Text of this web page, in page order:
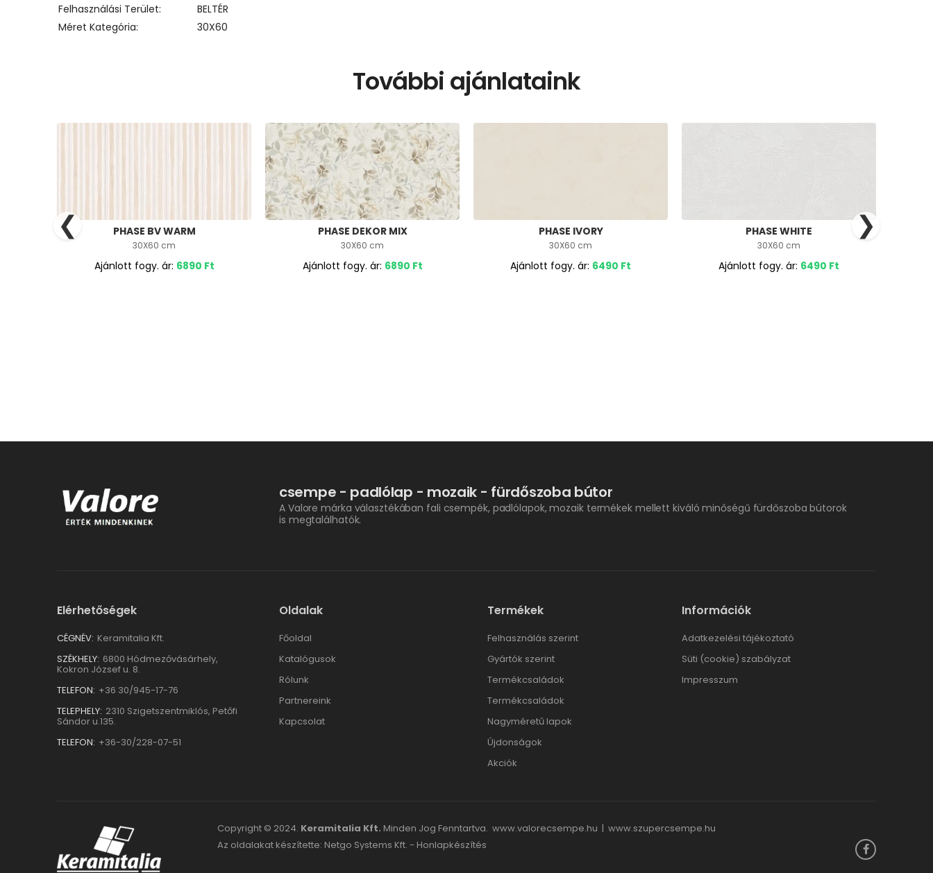
Felhasználási Terület
BELTÉR
Méret Kategória
30X60
További ajánlataink
PHASE BV WARM
30X60 cm
Ajánlott fogy. ár: 6890 Ft
PHASE DEKOR MIX
30X60 cm
Ajánlott fogy. ár: 6890 Ft
PHASE IVORY
30X60 cm
Ajánlott fogy. ár: 6490 Ft
PHASE WHITE
30X60 cm
Ajánlott fogy. ár: 6490 Ft
❮ ❯
csempe - padlólap - mozaik - fürdőszoba bútor
A Valore márka választékában fali csempék, padlólapok, mozaik termékek mellett kiváló minőségű fürdőszoba bútorok
is megtalálhatók.
Elérhetőségek
CÉGNÉV: Keramitalia Kft.
SZÉKHELY: 6800 Hódmezővásárhely,
Kokron József u. 8.
TELEFON: +36 30/945-17-76
TELEPHELY: 2310 Szigetszentmiklós, Petőfi
Sándor u.135.
TELEFON: +36-30/228-07-51
Oldalak
Főoldal
Katalógusok
Rólunk
Partnereink
Kapcsolat
Termékek
Felhasználás szerint
Gyártók szerint
Termékcsaládok
Termékcsaládok
Nagyméretű lapok
Újdonságok
Akciók
Információk
Adatkezelési tájékoztató
Süti (cookie) szabályzat
Impresszum
Copyright © 2024. Keramitalia Kft. Minden Jog Fenntartva. www.valorecsempe.hu | www.szupercsempe.hu
Az oldalakat készítette: Netgo Systems Kft. - Honlapkészítés